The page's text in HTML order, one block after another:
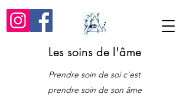
Les soins de l'âme
Prendre soin de soi c'est
prendre soin de son âme